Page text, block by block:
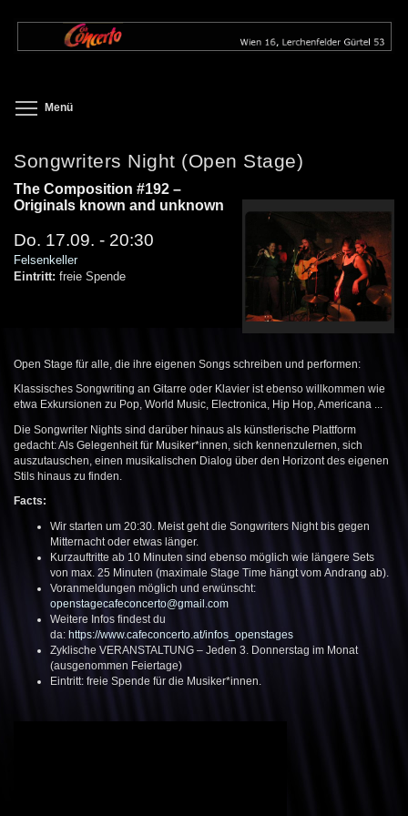
zum
Menü
Songwriters Night (Open Stage)
The Composition #192 –
Originals known and unknown
Do. 17.09. - 20:30
Felsenkeller
Eintritt: freie Spende
Open Stage für alle, die ihre eigenen Songs schreiben und performen:
Klassisches Songwriting an Gitarre oder Klavier ist ebenso willkommen wie
etwa Exkursionen zu Pop, World Music, Electronica, Hip Hop, Americana ...
Die Songwriter Nights sind darüber hinaus als künstlerische Plattform
gedacht: Als Gelegenheit für Musiker*innen, sich kennenzulernen, sich
auszutauschen, einen musikalischen Dialog über den Horizont des eigenen
Stils hinaus zu finden.
Facts:
Wir starten um 20:30. Meist geht die Songwriters Night bis gegen
Mitternacht oder etwas länger.
Kurzauftritte ab 10 Minuten sind ebenso möglich wie längere Sets
von max. 25 Minuten (maximale Stage Time hängt vom Andrang ab).
Voranmeldungen möglich und erwünscht:
openstagecafeconcerto@gmail.com
Weitere Infos findest du
da: https://www.cafeconcerto.at/infos_openstages
Zyklische VERANSTALTUNG – Jeden 3. Donnerstag im Monat
(ausgenommen Feiertage)
Eintritt: freie Spende für die Musiker*innen.